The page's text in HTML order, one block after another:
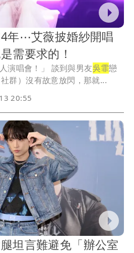
年⋯艾薇披婚紗開唱
需要求的！
...可以在小巨蛋舉辦個人演唱會！」 談到與男友吳霏戀
群）沒有故意放閃，那就...
20:55
坦言難避免「辦公室